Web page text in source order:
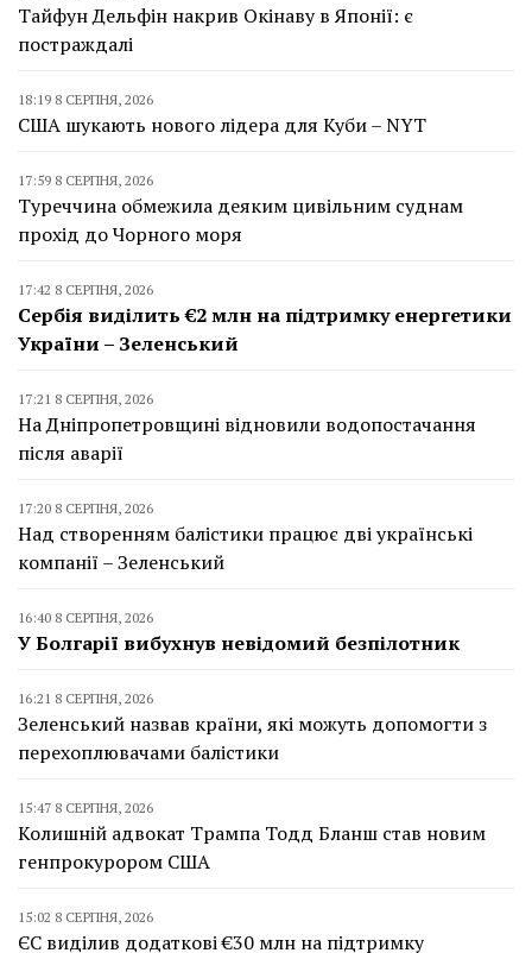
Тайфун Дельфін накрив Окінаву в Японії: є
постраждалі
18:19 8 СЕРПНЯ, 2026
США шукають нового лідера для Куби – NYT
17:59 8 СЕРПНЯ, 2026
Туреччина обмежила деяким цивільним суднам
прохід до Чорного моря
17:42 8 СЕРПНЯ, 2026
Сербія виділить €2 млн на підтримку енергетики
України – Зеленський
17:21 8 СЕРПНЯ, 2026
На Дніпропетровщині відновили водопостачання
після аварії
17:20 8 СЕРПНЯ, 2026
Над створенням балістики працює дві українські
компанії – Зеленський
16:40 8 СЕРПНЯ, 2026
У Болгарії вибухнув невідомий безпілотник
16:21 8 СЕРПНЯ, 2026
Зеленський назвав країни, які можуть допомогти з
перехоплювачами балістики
15:47 8 СЕРПНЯ, 2026
Колишній адвокат Трампа Тодд Бланш став новим
генпрокурором США
15:02 8 СЕРПНЯ, 2026
ЄС виділив додаткові €30 млн на підтримку